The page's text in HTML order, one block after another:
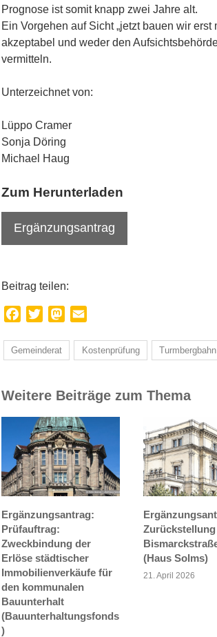
Prognose ist somit knapp zwei Jahre alt.
Ein Vorgehen auf Sicht „jetzt bauen wir
akzeptabel und weder den
vermitteln.
Unterzeichnet von:
Lüppo Cramer
Sonja Döring
Michael Haug
Zum Herunterladen
Ergänzungsantrag
Beitrag teilen:
Facebook
TwitterMastodon
Gemeinderat Kostenprüfung Turmbergbahn
Weitere Beiträge zum Thema
Ergänzungsantrag:
Prüfauftrag:
Zweckbindung der
Erlöse städtischer
Immobilienverkäufe für
den kommunalen
Bauunterhalt
(Bauunterhaltungsfonds
)
Zurückstellung
(Haus Solms)
21. April 2026